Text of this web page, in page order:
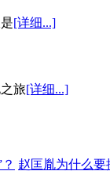
[详细...]
旅[详细...]
赵匡胤为什么要